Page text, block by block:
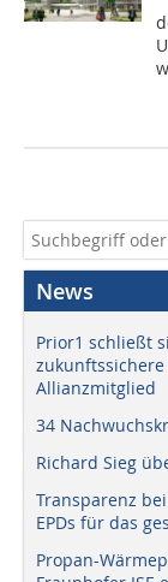
News
Prior1 schließt
Allianzmitglied
34
Richard Sieg
Transparenz
EPDs für das
Propan-